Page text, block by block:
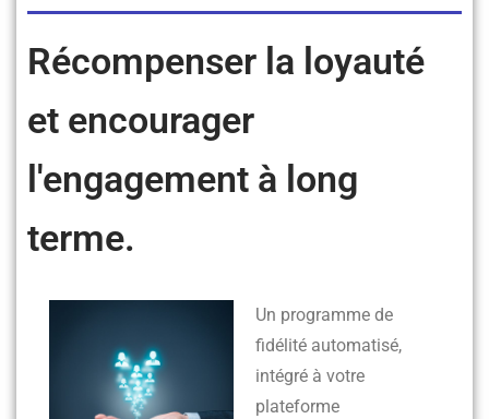
Récompenser la loyauté
et encourager
l'engagement à long
terme.
Un programme de
fidélité automatisé,
intégré à votre
plateforme